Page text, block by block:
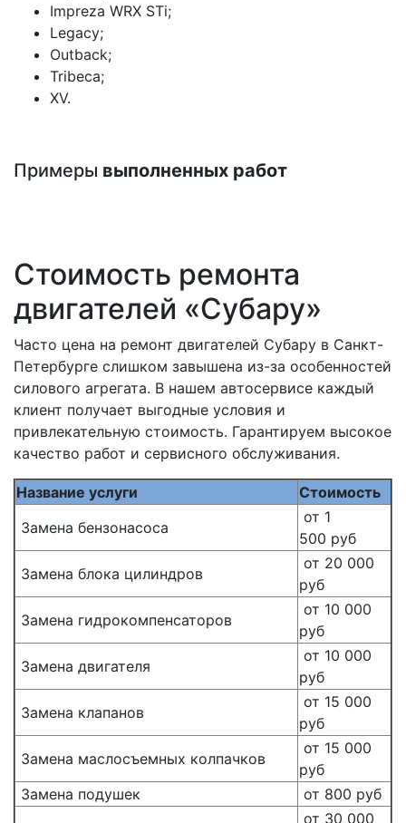
Impreza WRX STi;
Legacy;
Outback;
Tribeca;
XV.
Примеры выполненных работ
Стоимость ремонта
двигателей «Субару»
Часто цена на ремонт двигателей Субару в Санкт-
Петербурге слишком завышена из-за особенностей
силового агрегата. В нашем автосервисе каждый
клиент получает выгодные условия и
привлекательную стоимость. Гарантируем высокое
качество работ и сервисного обслуживания.
Название услуги
Стоимость
Замена бензонасоса
от 1
500 руб
Замена блока цилиндров
от 20 000
руб
Замена гидрокомпенсаторов
от 10 000
руб
Замена двигателя
от 10 000
руб
Замена клапанов
от 15 000
руб
Замена маслосъемных колпачков
от 15 000
руб
Замена подушек
от 800 руб
от 30 000